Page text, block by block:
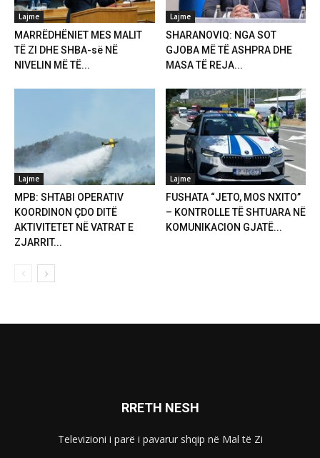
Lajme
MARRËDHËNIET MES MALIT
TË ZI DHE SHBA-së NË
NIVELIN MË TË...
Lajme
SHARANOVIQ: NGA SOT
GJOBA MË TË ASHPRA DHE
MASA TË REJA...
Lajme
MPB: SHTABI OPERATIV
KOORDINON ÇDO DITË
AKTIVITETET NË VATRAT E
ZJARRIT...
Lajme
FUSHATA “JETO, MOS NXITO”
– KONTROLLE TË SHTUARA NË
KOMUNIKACION GJATË...
RRETH NESH
Televizioni i parë i pavarur shqip në Mal të Zi